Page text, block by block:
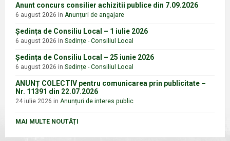
Anunt concurs consilier achizitii publice din 7.09.2026
6 august 2026 in Anunțuri de angajare
Ședința de Consiliu Local – 1 iulie 2026
6 august 2026 in Sedințe - Consiliul Local
Ședința de Consiliu Local – 25 iunie 2026
6 august 2026 in Sedințe - Consiliul Local
ANUNȚ COLECTIV pentru comunicarea prin publicitate –
Nr. 11391 din 22.07.2026
24 iulie 2026 in Anunțuri de interes public
MAI MULTE NOUTĂȚI